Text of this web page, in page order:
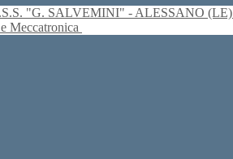
"G. SALVEMINI" - ALESSANO (LE)
Meccatronica